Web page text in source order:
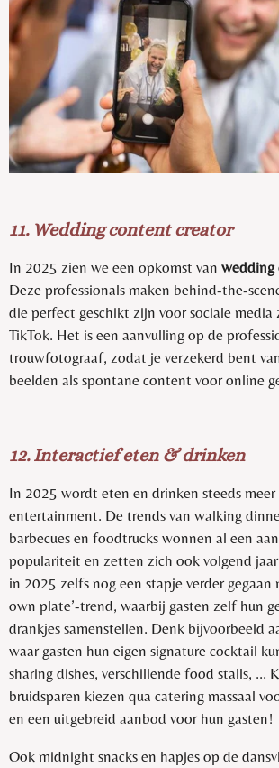
11. Wedding content creator
In 2025 zien we een opkomst van wedding
Deze professionals maken behind-the-
die perfect geschikt zijn voor sociale media
TikTok. Het is een aanvulling op de
trouwfotograaf, zodat je verzekerd bent
beelden als spontane content voor online
12. Interactief eten & drinken
In 2025 wordt eten en drinken steeds meer
entertainment. De trends van walking
barbecues en foodtrucks wonnen al een
populariteit en zetten zich ook volgend
in 2025 zelfs nog een stapje verder gegaan
own plate’-trend, waarbij gasten zelf hun
drankjes samenstellen. Denk bijvoorbeeld
waar gasten hun eigen signature cocktail
sharing dishes, verschillende food stalls, ...
bruidsparen kiezen qua catering massaal
en een uitgebreid aanbod voor hun gasten!
Ook midnight snacks en hapjes op de